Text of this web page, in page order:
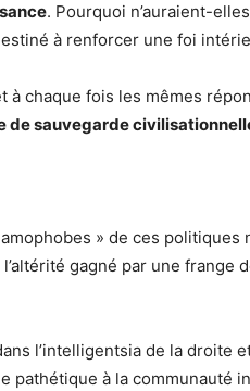
. Pourquoi n’auraient-
à renforcer une foi
chaque fois les mêmes
de sauvegarde
» de ces
gagné par une
l’intelligentsia de la droite
pathétique à la